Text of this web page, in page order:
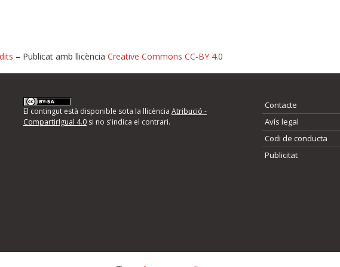
d'errors
següents i descriviu quina és la millora que
– Publicat amb llicència Creative Commons CC-BY 4.0
El contingut està disponible sota la llicència Atribució -
CompartirIgual 4.0si no s'indica el contrari.
Contacte
Avís legal
Codi de conducta
Publicitat